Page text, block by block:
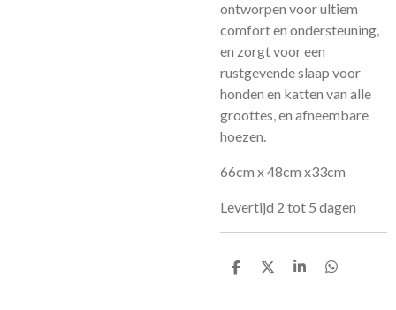
ontworpen voor ultiem
comfort en ondersteuning,
en zorgt voor een
rustgevende slaap voor
honden en katten van alle
groottes, en afneembare
hoezen.
66cm x 48cm x33cm
Levertijd 2 tot 5 dagen
D
D
S
D